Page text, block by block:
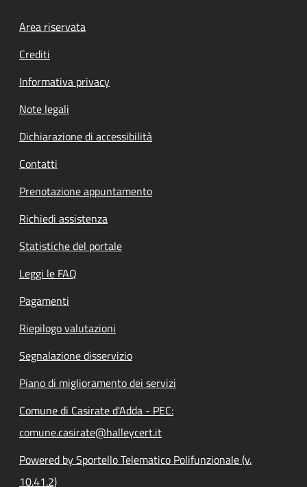
Footer menu
Area riservata
Crediti
Informativa privacy
Note legali
Dichiarazione di accessibilità
Contatti
Prenotazione appuntamento
Richiedi assistenza
Statistiche del portale
Leggi le FAQ
Pagamenti
Riepilogo valutazioni
Segnalazione disservizio
Piano di miglioramento dei servizi
Comune di Casirate d'Adda - PEC:
comune.casirate@halleycert.it
Powered by Sportello Telematico Polifunzionale (v.
10.41.2)